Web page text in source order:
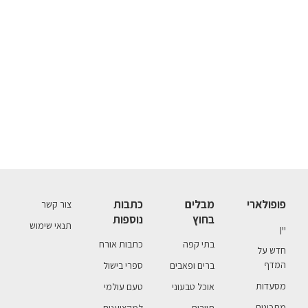
פופולארי
יין
חדש על
המדף
מסעדות
מבלים
בחוץ
בתי קפה
ברים ופאבים
אוכל טבעוני
כתבות
נוספות
כתבות אורח
ספרי בישול
טעם עולמי
צור קשר
תנאי שימוש